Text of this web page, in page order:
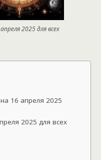
2025 для всех
16 апреля 2025
2025 для всех